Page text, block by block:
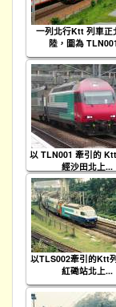
一列北行Ktt 列車正
陸，圖為
以 TLN001 牽引的
經沙田北上...
以TLS002牽引的Ktt
紅磡站北上...